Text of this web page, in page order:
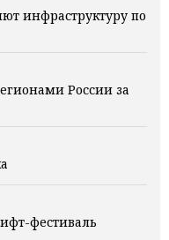
инфраструктуру по
России за
фестиваль